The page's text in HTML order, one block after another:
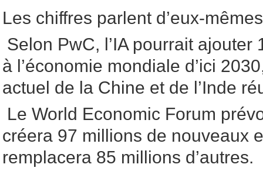
Les chiffres parlent d’eux-
Selon PwC, l’IA pourrait
à l’économie mondiale d’ici
actuel de la Chine et de l’Inde
Le World Economic Forum
créera 97 millions de nouveaux
remplacera 85 millions d’autres.